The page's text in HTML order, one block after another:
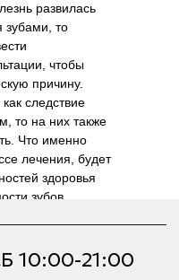
развилась
зубами, то
чтобы
причину.
следствие
то на них также
Что именно
лечения, будет
здоровья
зубов,
различных
протезов или